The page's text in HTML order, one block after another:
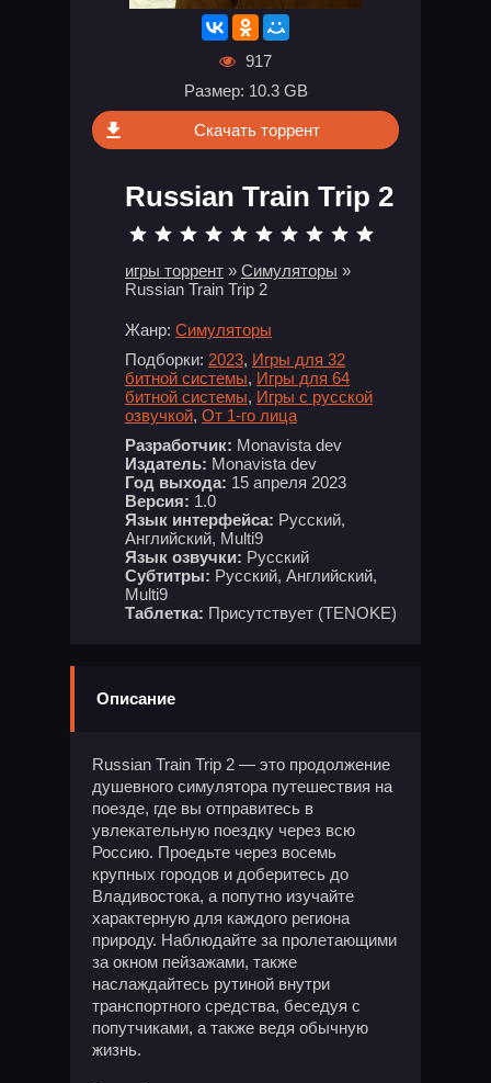
917
Размер: 10.3 GB
Скачать торрент
Russian Train Trip 2
игры торрент » Симуляторы »
Russian Train Trip 2
Жанр: Симуляторы
Подборки: 2023, Игры для 32
битной системы, Игры для 64
битной системы, Игры с русской
озвучкой, От 1-го лица
Разработчик: Monavista dev
Издатель: Monavista dev
Год выхода: 15 апреля 2023
Версия: 1.0
Язык интерфейса: Русский,
Английский, Multi9
Язык озвучки: Русский
Субтитры: Русский, Английский,
Multi9
Таблетка: Присутствует (TENOKE)
Описание
Russian Train Trip 2 — это продолжение
душевного симулятора путешествия на
поезде, где вы отправитесь в
увлекательную поездку через всю
Россию. Проедьте через восемь
крупных городов и доберитесь до
Владивостока, а попутно изучайте
характерную для каждого региона
природу. Наблюдайте за пролетающими
за окном пейзажами, также
наслаждайтесь рутиной внутри
транспортного средства, беседуя с
попутчиками, а также ведя обычную
жизнь.